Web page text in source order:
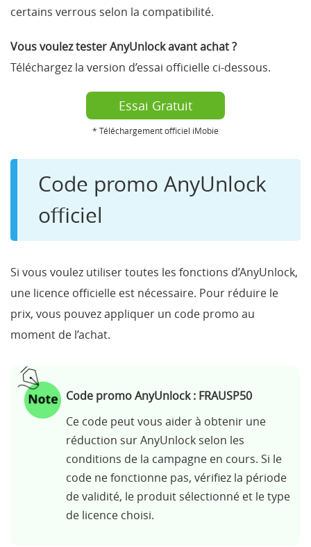
certains verrous selon la compatibilité.
Vous voulez tester AnyUnlock avant achat ?
Téléchargez la version d’essai officielle ci-dessous.
Essai Gratuit
* Téléchargement officiel iMobie
Code promo AnyUnlock
officiel
Si vous voulez utiliser toutes les fonctions d’AnyUnlock,
une licence officielle est nécessaire. Pour réduire le
prix, vous pouvez appliquer un code promo au
moment de l’achat.
Code promo AnyUnlock : FRAUSP50
Ce code peut vous aider à obtenir une
réduction sur AnyUnlock selon les
conditions de la campagne en cours. Si le
code ne fonctionne pas, vérifiez la période
de validité, le produit sélectionné et le type
de licence choisi.